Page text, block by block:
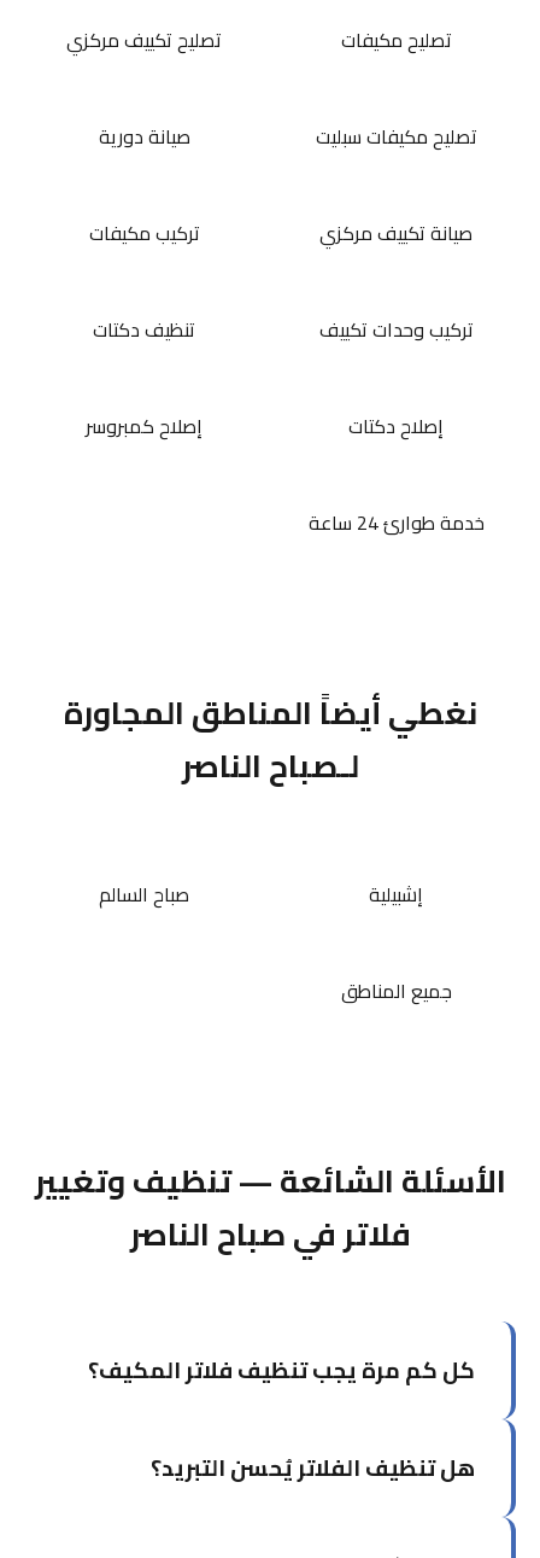
تصليح مكيفات تصليح تكييف مركزي
تصليح مكيفات سبليت صيانة دورية
صيانة تكييف مركزي تركيب مكيفات
تركيب وحدات تكييف تنظيف دكتات
إصلاح دكتات إصلاح كمبروسر
خدمة طوارئ 24 ساعة
نغطي أيضاً المناطق المجاورة
لـصباح الناصر
إشبيلية صباح السالم
جميع المناطق
الأسئلة الشائعة — تنظيف وتغيير
فلاتر في صباح الناصر
كل كم مرة يجب تنظيف فلاتر المكيف؟
خلال موسم الصيف بسبب الأتربة والرمال، وكل ثلاثة
هل تنظيف الفلاتر يُحسن التبريد؟